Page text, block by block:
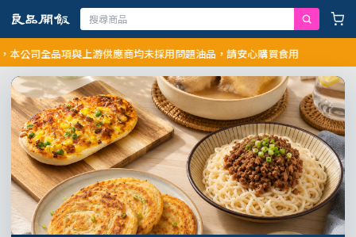
全品項與上游供應商均未採用問題油品，請安心購買食用